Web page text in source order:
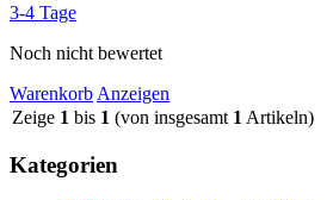
3-4 Tage
Noch nicht bewertet
Warenkorb Anzeigen
Zeige 1 bis 1 (von insgesamt 1 Artikeln)
Kategorien